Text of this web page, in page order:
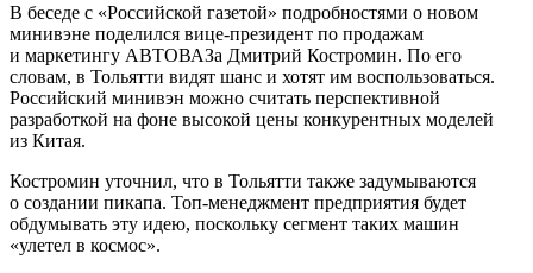
В беседе с «Российской газетой» подробностями о новом
минивэне поделился вице-президент по продажам
и маркетингу АВТОВАЗа Дмитрий Костромин. По его
словам, в Тольятти видят шанс и хотят им воспользоваться.
Российский минивэн можно считать перспективной
разработкой на фоне высокой цены конкурентных моделей
из Китая.
Костромин уточнил, что в Тольятти также задумываются
о создании пикапа. Топ-менеджмент предприятия будет
обдумывать эту идею, поскольку сегмент таких машин
«улетел в космос».